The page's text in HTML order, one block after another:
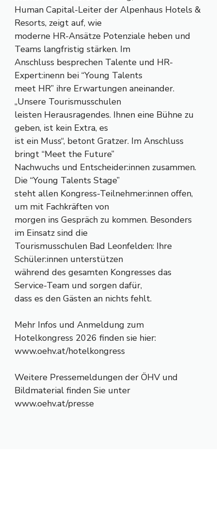
Human Capital-Leiter der Alpenhaus Hotels &
Resorts, zeigt auf, wie
moderne HR-Ansätze Potenziale heben und
Teams langfristig stärken. Im
Anschluss besprechen Talente und HR-
Expert:inenn bei “Young Talents
meet HR” ihre Erwartungen aneinander.
„Unsere Tourismusschulen
leisten Herausragendes. Ihnen eine Bühne zu
geben, ist kein Extra, es
ist ein Muss“, betont Gratzer. Im Anschluss
bringt “Meet the Future”
Nachwuchs und Entscheider:innen zusammen.
Die “Young Talents Stage”
steht allen Kongress-Teilnehmer:innen offen,
um mit Fachkräften von
morgen ins Gespräch zu kommen. Besonders
im Einsatz sind die
Tourismusschulen Bad Leonfelden: Ihre
Schüler:innen unterstützen
während des gesamten Kongresses das
Service-Team und sorgen dafür,
dass es den Gästen an nichts fehlt.
Mehr Infos und Anmeldung zum
Hotelkongress 2026 finden sie hier:
www.oehv.at/hotelkongress
Weitere Pressemeldungen der ÖHV und
Bildmaterial finden Sie unter
www.oehv.at/presse